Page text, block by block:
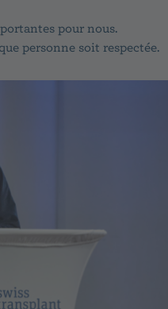
pour nous.
personne soit respectée.